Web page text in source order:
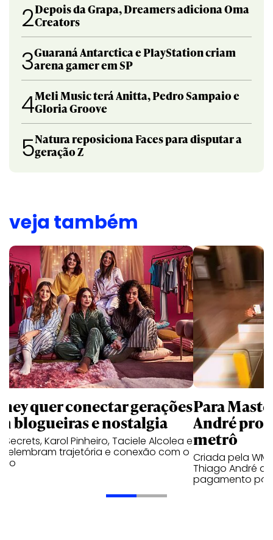
2Depois da Grapa, Dreamers adiciona Oma
Creators
3Guaraná Antarctica e PlayStation criam
arena gamer em SP
4Meli Music terá Anitta, Pedro Sampaio e
Gloria Groove
5Natura reposiciona Faces para disputar a
geração Z
veja também
quer conectar gerações
blogueiras e nostalgia
Secrets, Karol Pinheiro, Taciele Alcolea e
relembram trajetória e conexão com o
Para
André
metrô
Criada pela
Thiago André
pagamento por